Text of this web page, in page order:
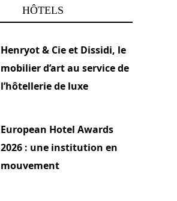
HÔTELS
Henryot & Cie et Dissidi, le
mobilier d’art au service de
l’hôtellerie de luxe
European Hotel Awards
2026 : une institution en
mouvement